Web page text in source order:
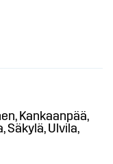
Kankaanpää,
Säkylä, Ulvila,